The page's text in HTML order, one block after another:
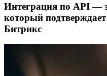
Интеграция по API —
который
Битрикс